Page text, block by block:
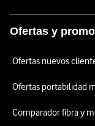
Ofertas y
Ofertas nuevos
Ofertas portabilidad
Comparador fibra y